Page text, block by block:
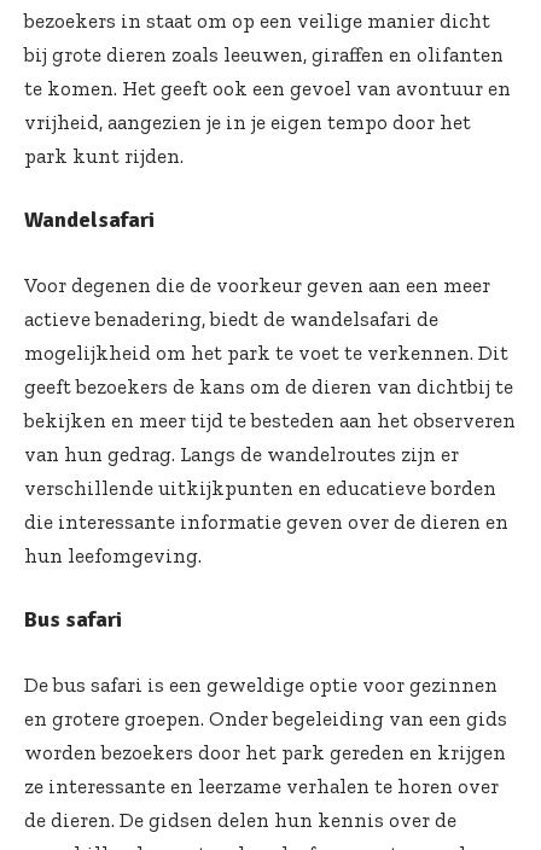
bezoekers in staat om op een veilige manier dicht
bij grote dieren zoals leeuwen, giraffen en olifanten
te komen. Het geeft ook een gevoel van avontuur en
vrijheid, aangezien je in je eigen tempo door het
park kunt rijden.
Wandelsafari
Voor degenen die de voorkeur geven aan een meer
actieve benadering, biedt de wandelsafari de
mogelijkheid om het park te voet te verkennen. Dit
geeft bezoekers de kans om de dieren van dichtbij te
bekijken en meer tijd te besteden aan het observeren
van hun gedrag. Langs de wandelroutes zijn er
verschillende uitkijkpunten en educatieve borden
die interessante informatie geven over de dieren en
hun leefomgeving.
Bus safari
De bus safari is een geweldige optie voor gezinnen
en grotere groepen. Onder begeleiding van een gids
worden bezoekers door het park gereden en krijgen
ze interessante en leerzame verhalen te horen over
de dieren. De gidsen delen hun kennis over de